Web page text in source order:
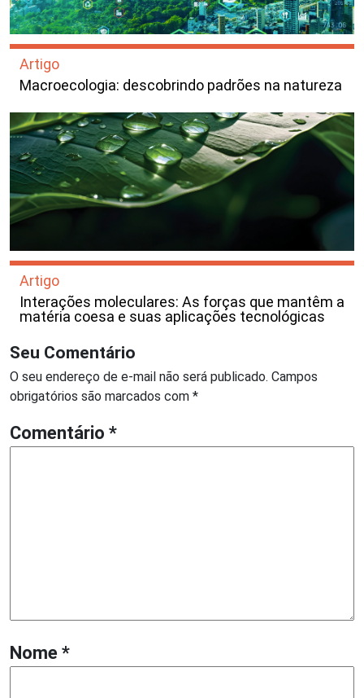
Artigo
Macroecologia: descobrindo padrões na natureza
Artigo
Interações moleculares: As forças que mantêm a
matéria coesa e suas aplicações tecnológicas
Seu Comentário
O seu endereço de e-mail não será publicado. Campos
obrigatórios são marcados com *
Comentário *
Nome *